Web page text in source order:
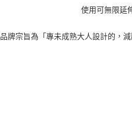
使用可無限延
品牌宗旨為「專未成熟大人設計的，